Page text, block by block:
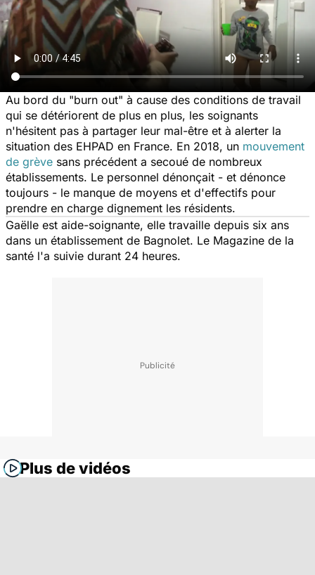
Au bord du "burn out" à cause des conditions de travail
qui se détériorent de plus en plus, les soignants
n'hésitent pas à partager leur mal-être et à alerter la
situation des EHPAD en France. En 2018, un mouvement
de grève sans précédent a secoué de nombreux
établissements. Le personnel dénonçait - et dénonce
toujours - le manque de moyens et d'effectifs pour
prendre en charge dignement les résidents.
Gaëlle est aide-soignante, elle travaille depuis six ans
dans un établissement de Bagnolet. Le Magazine de la
santé l'a suivie durant 24 heures.
Plus de vidéos